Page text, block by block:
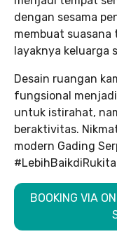
dengan sesama
membuat
layaknya keluarga
Desain ruangan
fungsional
untuk istirahat,
beraktivitas.
modern Gading
BOOKING VIA